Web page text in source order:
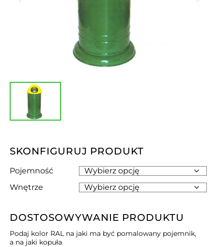
SKONFIGURUJ PRODUKT
Pojemność
Wnętrze
DOSTOSOWYWANIE PRODUKTU
Podaj kolor RAL na jaki ma być pomalowany pojemnik,
a na jaki kopuła